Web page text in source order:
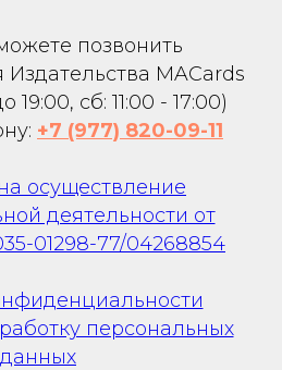
позвонить
MACards
19:00, сб: 11:00 - 17:00)
+7 (977) 820-09-11
осуществление
деятельности от
01298-77/04268854
персональных
данных